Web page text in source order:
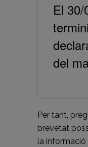
El
del
Per tant,
brevetat
la informació